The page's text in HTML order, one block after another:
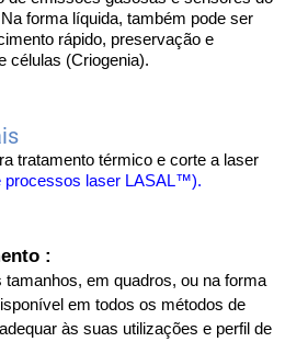
forma líquida, também pode ser
rápido, preservação e
células (Criogenia).
processos laser LASAL™).
:
tamanhos, em quadros, ou na forma
em todos os métodos de
às suas utilizações e perfil de